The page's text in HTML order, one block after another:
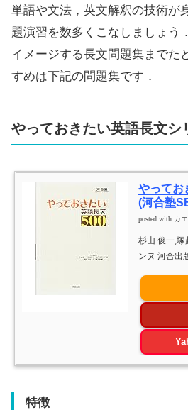
単語や文法，英文解釈の技術が
題演習を数多くこなしましょう
イメージする長文問題集までた
すめは下記の問題集です．
やっておきたい英語長文シ
やってお
(河合塾
posted with カ
杉山 俊一,塚
ンヌ 河合出
特徴